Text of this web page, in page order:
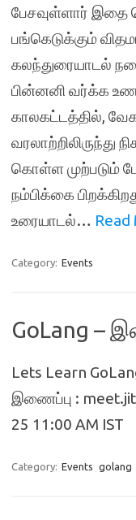
பேசவுள்ளார்
பங்கெடுக்கும்
கலந்துரையாடல்
பின்னனி வர்க்க
காலகட்டத்தில்,
வரலாற்றிலிருந்து
கொள்ள முற்படும்
நம்பிக்கை
உரையாடல்… Read
Category: Events
GoLang –
Lets Learn
இணைப்பு :
25 11:00 AM IST
Category: Events golang